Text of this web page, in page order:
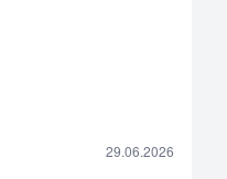
29.06.2026